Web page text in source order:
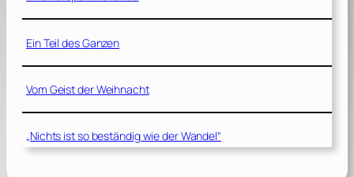
Ein Teil des Ganzen
Vom Geist der Weihnacht
„Nichts ist so beständig wie der Wandel“